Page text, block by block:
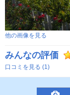
他の画像を見る
みんなの評価
口コミを見る (1)